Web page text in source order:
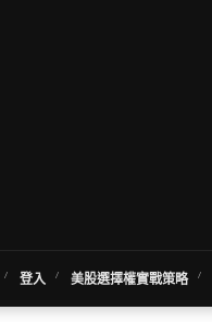
登入 美股選擇權實戰策略